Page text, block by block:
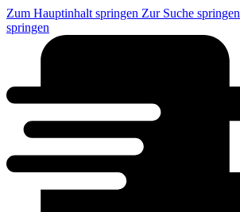
Zum Hauptinhalt springen Zur Suche springen
springen